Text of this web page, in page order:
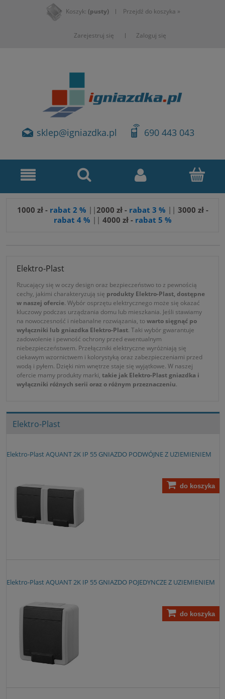
Koszyk: (pusty) Przejdź do koszyka »
Zarejestruj się Zaloguj się
sklep@igniazdka.pl 690 443 043
1000 zł - rabat 2 % ||2000 zł - rabat 3 % || 3000 zł -
rabat 4 % || 4000 zł - rabat 5 %
Elektro-Plast
Rzucający się w oczy design oraz bezpieczeństwo to z pewnością
cechy, jakimi charakteryzują się produkty Elektro-Plast, dostępne
w naszej ofercie. Wybór osprzętu elektrycznego może się okazać
kluczowy podczas urządzania domu lub mieszkania. Jeśli stawiamy
na nowoczesność i niebanalne rozwiązania, towarto sięgnąć po
wyłączniki lub gniazdka Elektro-Plast. Taki wybór gwarantuje
zadowolenie i pewność ochrony przed ewentualnym
niebezpieczeństwem. Przełączniki elektryczne wyróżniają się
ciekawym wzornictwem i kolorystyką oraz zabezpieczeniami przed
wodą i pyłem. Dzięki nim wnętrze staje się wyjątkowe. W naszej
ofercie mamy produkty marki, takie jak Elektro-Plast gniazdka i
wyłączniki różnych serii oraz o różnym przeznaczeniu.
Elektro-Plast
Elektro-Plast AQUANT 2K IP 55 GNIAZDO PODWÓJNE Z UZIEMIENIEM
do koszyka
Elektro-Plast AQUANT 2K IP 55 GNIAZDO POJEDYNCZE Z UZIEMIENIEM
do koszyka